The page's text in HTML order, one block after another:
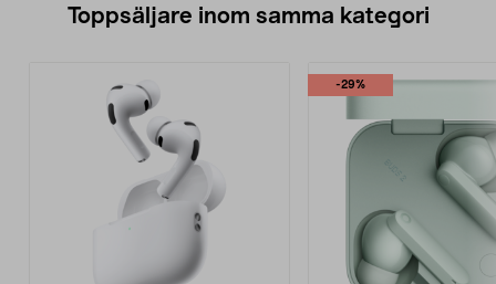
Toppsäljare inom samma kategori
-29%